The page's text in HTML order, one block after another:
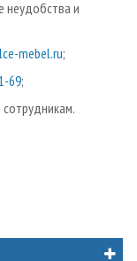
неудобства и
mebel.ru;
69;